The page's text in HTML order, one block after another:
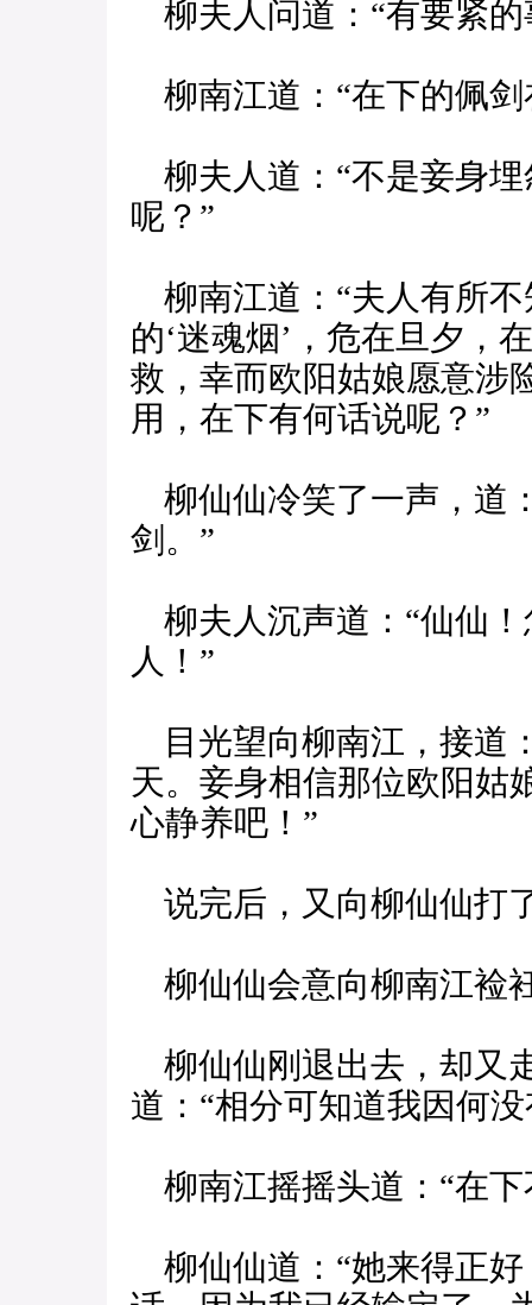
柳夫人问道：“有要紧的
柳南江道：“在下的佩剑
柳夫人道：“不是妾身
呢？”
柳南江道：“夫人有所
的‘迷魂烟’，危在旦夕，
救，幸而欧阳姑娘愿意涉
用，在下有何话说呢？”
柳仙仙冷笑了一声，道
剑。”
柳夫人沉声道：“仙仙
人！”
目光望向柳南江，接道
天。妾身相信那位欧阳姑
心静养吧！”
说完后，又向柳仙仙打
柳仙仙会意向柳南江裣
柳仙仙刚退出去，却又
道：“相分可知道我因何
柳南江摇摇头道：“在下
柳仙仙道：“她来得正